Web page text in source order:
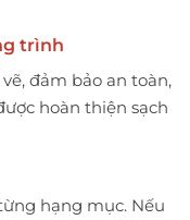
trình
đảm bảo an toàn,
hoàn thiện sạch
hạng mục. Nếu